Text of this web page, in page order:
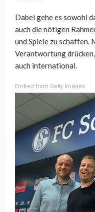
Dabei gehe es sowohl
auch die nötigen
und Spiele zu schaffen.
Verantwortung
auch international.
Embed from Getty Images